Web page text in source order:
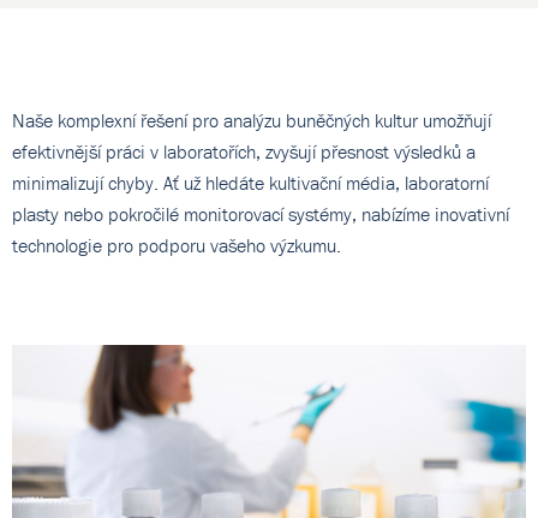
Naše komplexní řešení pro analýzu buněčných kultur umožňují
efektivnější práci v laboratořích, zvyšují přesnost výsledků a
minimalizují chyby. Ať už hledáte kultivační média, laboratorní
plasty nebo pokročilé monitorovací systémy, nabízíme inovativní
technologie pro podporu vašeho výzkumu.